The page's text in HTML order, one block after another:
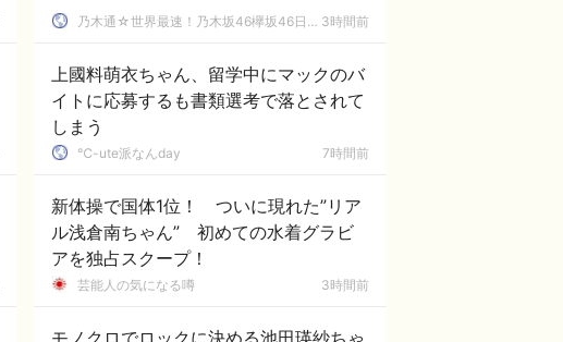
乃木通☆世界最速！乃木坂46欅坂46日向坂46速報まとめ 3時間前
上國料萌衣ちゃん、留学中にマックのバ
イトに応募するも書類選考で落とされて
しまう
℃-ute派なんday 7時間前
新体操で国体1位！ ついに現れた”リア
ル浅倉南ちゃん” 初めての水着グラビ
アを独占スクープ！
芸能人の気になる噂 3時間前
モノクロでロックに決める池田瑛紗ちゃ